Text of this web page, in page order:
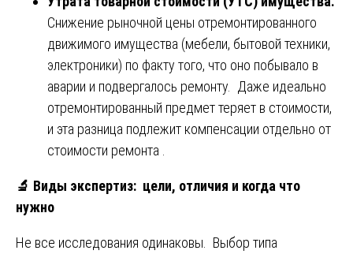
Снижение рыночной цены отремонтированного
движимого имущества (мебели, бытовой техники,
электроники) по факту того, что оно побывало в
аварии и подвергалось ремонту. Даже идеально
отремонтированный предмет теряет в стоимости,
и эта разница подлежит компенсации отдельно от
стоимости ремонта .
🔬 Виды экспертиз: цели, отличия и когда что
нужно
Не все исследования одинаковы. Выбор типа